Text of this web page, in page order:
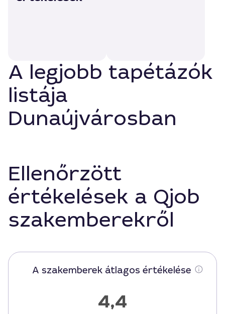
A legjobb tapétázók
listája
Dunaújvárosban
Ellenőrzött
értékelések a Qjob
szakemberekről
A szakemberek átlagos értékelése
4,4